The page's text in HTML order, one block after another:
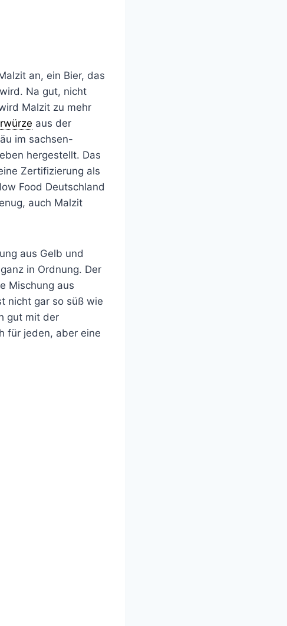
an, ein Bier, das
Na gut, nicht
Malzit zu mehr
aus der
im sachsen-
hergestellt. Das
Zertifizierung als
Food Deutschland
auch Malzit
aus Gelb und
in Ordnung. Der
Mischung aus
nicht gar so süß wie
gut mit der
für jeden, aber eine